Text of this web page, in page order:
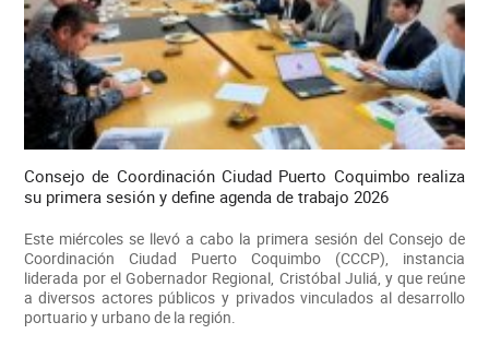
Consejo de Coordinación Ciudad Puerto Coquimbo realiza
su primera sesión y define agenda de trabajo 2026
Este miércoles se llevó a cabo la primera sesión del Consejo de
Coordinación Ciudad Puerto Coquimbo (CCCP), instancia
liderada por el Gobernador Regional, Cristóbal Juliá, y que reúne
a diversos actores públicos y privados vinculados al desarrollo
portuario y urbano de la región.